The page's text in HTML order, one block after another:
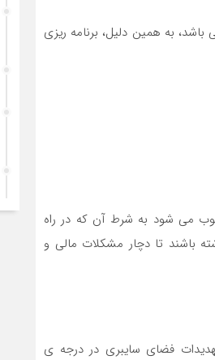
به همين دليل، برنامه ريزي
مي شود به شرط آن كه در راه
باشند تا دچار مشكلات مالي و
فضاي سايبري در درجه ي